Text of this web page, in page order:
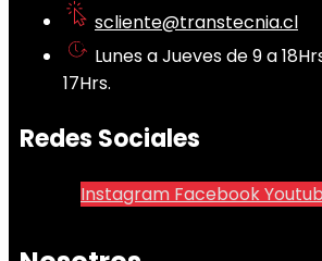
scliente@transtecnia.cl
Lunes a Jueves de 9 a
17Hrs.
Redes Sociales
Instagram Facebook